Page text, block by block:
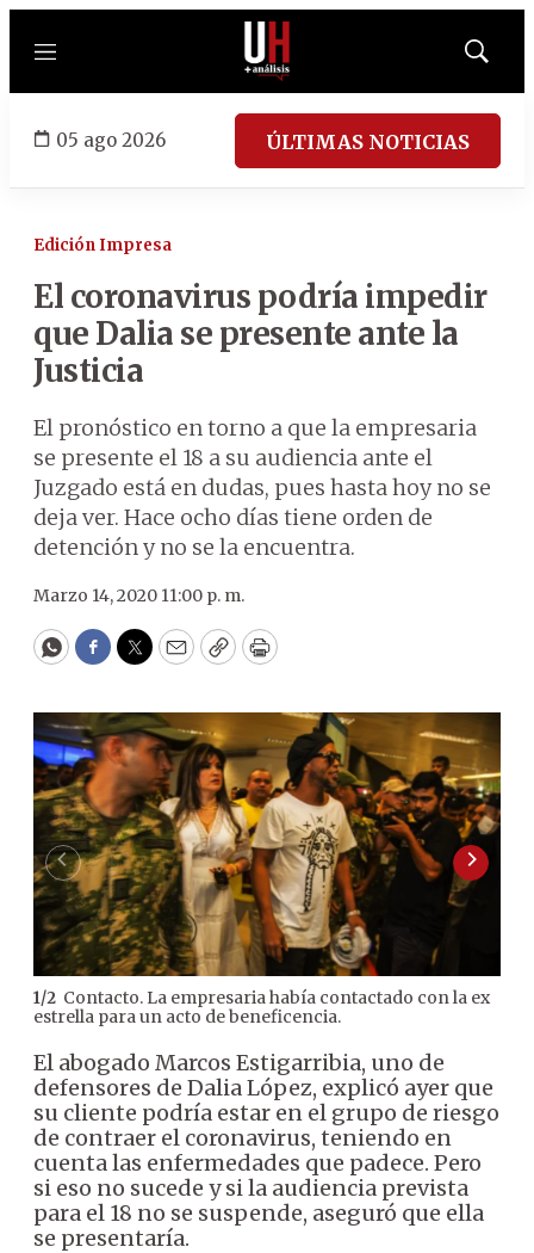
Menú
Mostrar
05 ago 2026 ÚLTIMAS NOTICIAS
Edición Impresa
El coronavirus podría impedir
que Dalia se presente ante la
Justicia
El pronóstico en torno a que la empresaria
se presente el 18 a su audiencia ante el
Juzgado está en dudas, pues hasta hoy no se
deja ver. Hace ocho días tiene orden de
detención y no se la encuentra.
Marzo 14, 2020 11:00 p. m.
WhatsApp
Facebook
Twitter
EmailCopyPrint
1/2 Contacto. La empresaria había contactado con la ex
estrella para un acto de beneficencia.
El abogado Marcos Estigarribia, uno de
defensores de Dalia López, explicó ayer que
su cliente podría estar en el grupo de riesgo
de contraer el coronavirus, teniendo en
cuenta las enfermedades que padece. Pero
si eso no sucede y si la audiencia prevista
para el 18 no se suspende, aseguró que ella
se presentaría.